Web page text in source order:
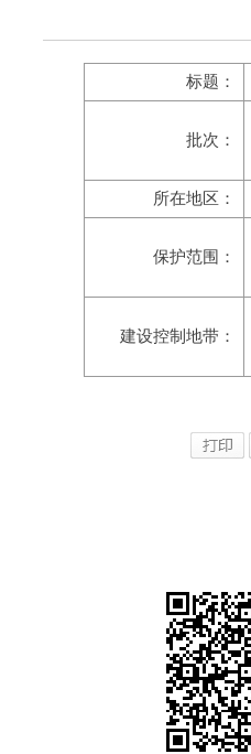
标题：
批次：
所在地区：
保护范围：
建设控制地带：